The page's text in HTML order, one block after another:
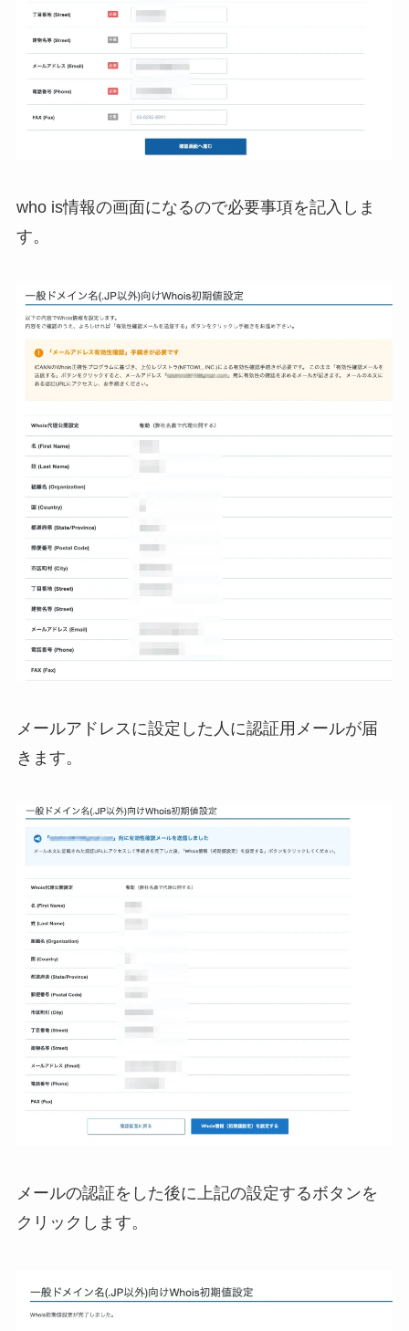
who is情報の画面になるので必要事項を記入しま
す。
メールアドレスに設定した人に認証用メールが届
きます。
メールの認証をした後に上記の設定するボタンを
クリックします。